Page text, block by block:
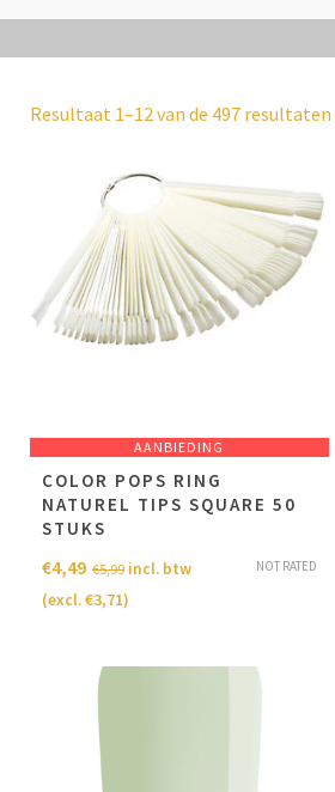
Resultaat 1–12 van de 497
AANBIEDING
COLOR POPS RING
NATUREL TIPS SQUARE 50
STUKS
NOT RATED
€5,99
€4,49
incl. btw
(excl.€3,71)